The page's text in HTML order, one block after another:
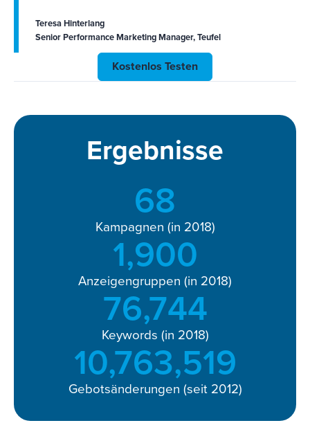
Teresa Hinterlang
Senior Performance Marketing Manager, Teufel
Kostenlos Testen
Ergebnisse
Kampagnen (in 2018)
68
Anzeigengruppen (in 2018)
1,900
Keywords (in 2018)
90,000
Gebotsänderungen (seit 2012)
15,196,629